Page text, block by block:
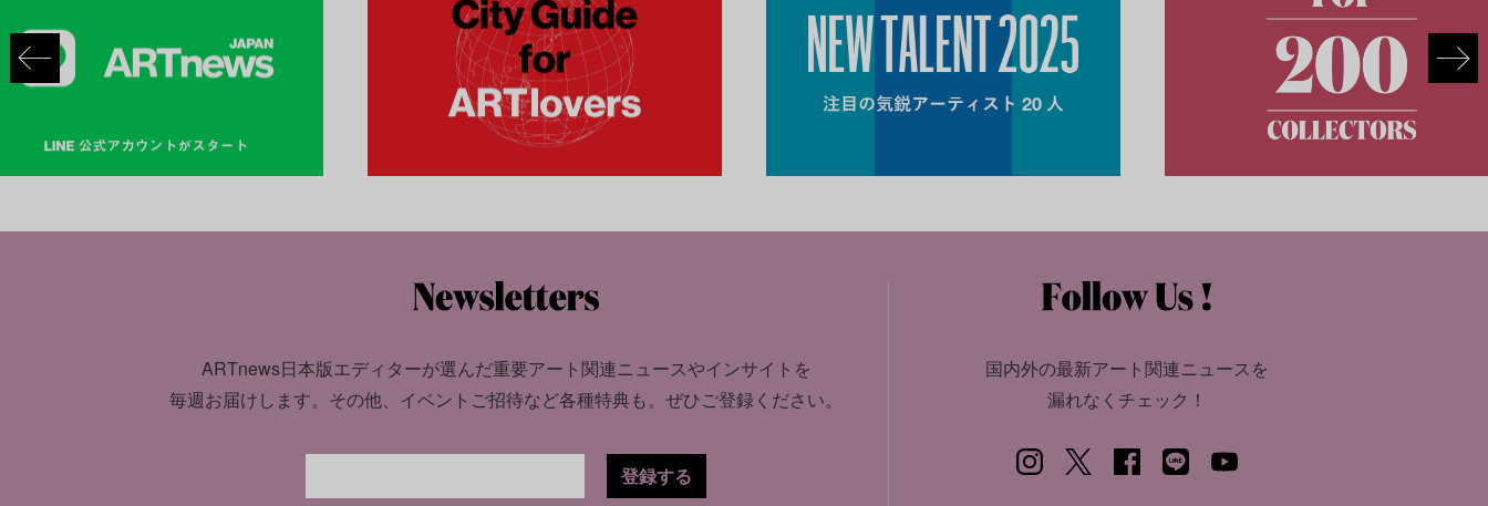
ARTnews日本版エディターが選んだ重要アート関連ニュースやインサイトを
毎週お届けします。 その他、イベントご招待など各種特典も。 ぜひご登録ください。
登録する
国内外の最新アート関連ニュースを
漏れなくチェック！